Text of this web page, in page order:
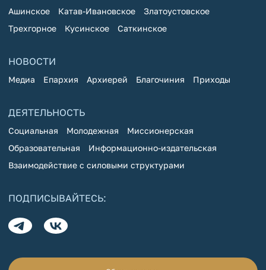
Ашинское Катав-Ивановское
Златоустовское
Трехгорное
Кусинское Саткинское
НОВОСТИ
Медиа Епархия Архиерей Благочиния Приходы
ДЕЯТЕЛЬНОСТЬ
Социальная Молодежная
Миссионерская
Образовательная
Информационно-издательская
Взаимодействие с силовыми структурами
ПОДПИСЫВАЙТЕСЬ: